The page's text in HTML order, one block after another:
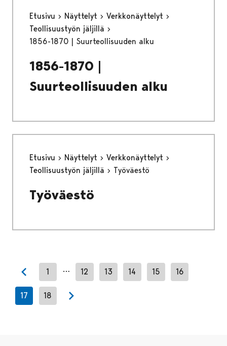
Etusivu Näyttelyt
Verkkonäyttelyt
Teollisuustyön jäljillä
1856-1870 | Suurteollisuuden alku
1856-1870 |
Suurteollisuuden alku
Etusivu Näyttelyt
Verkkonäyttelyt
Teollisuustyön jäljillä
Työväestö
Työväestö
Previous page
1 … 12 13 14 15 16
17 18